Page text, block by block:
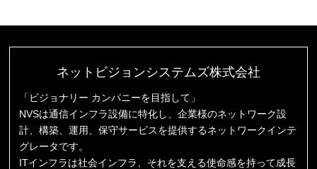
ネットビジョンシステムズ株式会社
「ビジョナリー カンパニーを目指して」
NVSは通信インフラ設備に特化し、企業様のネットワーク設
計、構築、運用、保守サービスを提供するネットワークインテ
グレータです。
ITインフラは社会インフラ、それを支える使命感を持って成長